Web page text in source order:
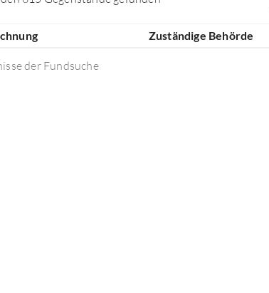
nach Orten gesucht.
der Fundsuche
Zuständige Behörde